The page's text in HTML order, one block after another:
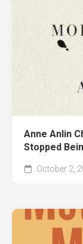
Anne Anlin
Stopped
October 2,